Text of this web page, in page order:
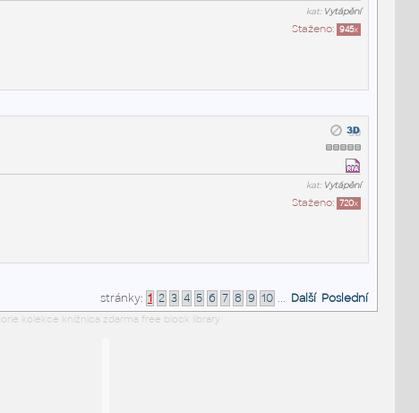
kat: Vytápění
Staženo: 945x
kat: Vytápění
Staženo: 720x
stránky: 1 2 3 4 5 6 7 8 9 10 ... Další Poslední
kolekce knižnica zdarma free block library